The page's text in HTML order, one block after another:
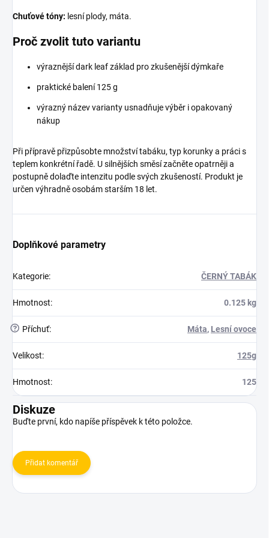
Chuťové tóny: lesní plody, máta.
Proč zvolit tuto variantu
výraznější dark leaf základ pro zkušenější dýmkaře
praktické balení 125 g
výrazný název varianty usnadňuje výběr i opakovaný
nákup
Při přípravě přizpůsobte množství tabáku, typ korunky a práci s
teplem konkrétní řadě. U silnějších směsí začněte opatrněji a
postupně dolaďte intenzitu podle svých zkušeností. Produkt je
určen výhradně osobám starším 18 let.
Doplňkové parametry
Kategorie: ČERNÝ TABÁK
Hmotnost: 0.125 kg
? Příchuť: Máta, Lesní ovoce
Velikost: 125g
Hmotnost: 125
Diskuze
Buďte první, kdo napíše příspěvek k této položce.
Přidat komentář